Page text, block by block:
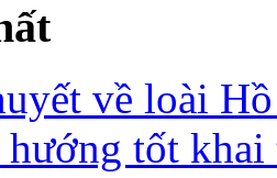
về loài
tốt